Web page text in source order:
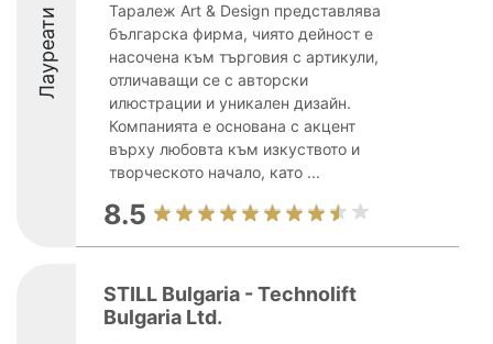
Лауреати
Таралеж Art & Design представлява
българска фирма, чиято дейност е
насочена към търговия с артикули,
отличаващи се с авторски
илюстрации и уникален дизайн.
Компанията е основана с акцент
върху любовта към изкуството и
творческото начало, като ...
8.5
STILL Bulgaria - Technolift
Bulgaria Ltd.